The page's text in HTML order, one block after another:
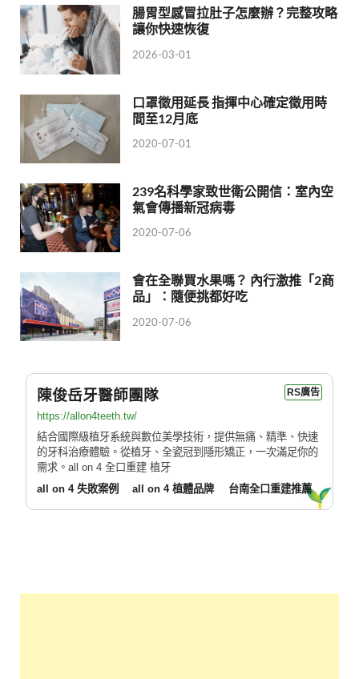
腸胃型感冒拉肚子怎麼辦？完整攻略
讓你快速恢復
2026-03-01
口罩徵用延長 指揮中心確定徵用時
間至12月底
2020-07-01
239名科學家致世衛公開信：室內空
氣會傳播新冠病毒
2020-07-06
會在全聯買水果嗎？ 內行激推「2商
品」：隨便挑都好吃
2020-07-06
陳俊岳牙醫師團隊 RS廣告
https://allon4teeth.tw/
結合國際級植牙系統與數位美學技術，提供無痛、精準、快速
的牙科治療體驗。從植牙、全瓷冠到隱形矯正，一次滿足你的
需求。all on 4 全口重建 植牙
all on 4 失敗案例
all on 4 植體品牌 台南全口重建推薦